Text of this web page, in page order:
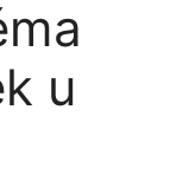
u